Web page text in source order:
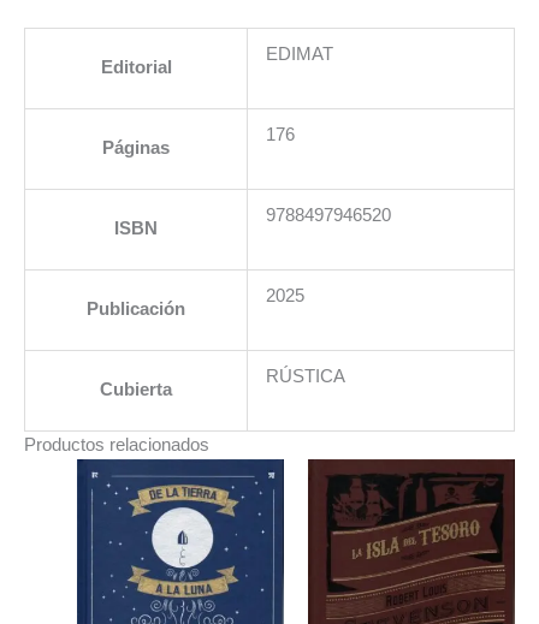
Editorial
EDIMAT
Páginas
176
ISBN
9788497946520
Publicación
2025
Cubierta
RÚSTICA
Productos relacionados